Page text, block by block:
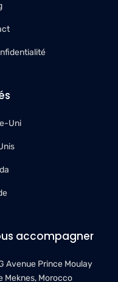
Uni
accompagner
Avenue Prince Moulay
Meknes, Morocco